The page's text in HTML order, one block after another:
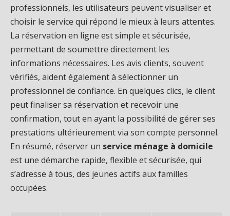
professionnels, les utilisateurs peuvent visualiser et
choisir le service qui répond le mieux à leurs attentes.
La réservation en ligne est simple et sécurisée,
permettant de soumettre directement les
informations nécessaires. Les avis clients, souvent
vérifiés, aident également à sélectionner un
professionnel de confiance. En quelques clics, le client
peut finaliser sa réservation et recevoir une
confirmation, tout en ayant la possibilité de gérer ses
prestations ultérieurement via son compte personnel.
En résumé, réserver un service ménage à domicile
est une démarche rapide, flexible et sécurisée, qui
s’adresse à tous, des jeunes actifs aux familles
occupées.